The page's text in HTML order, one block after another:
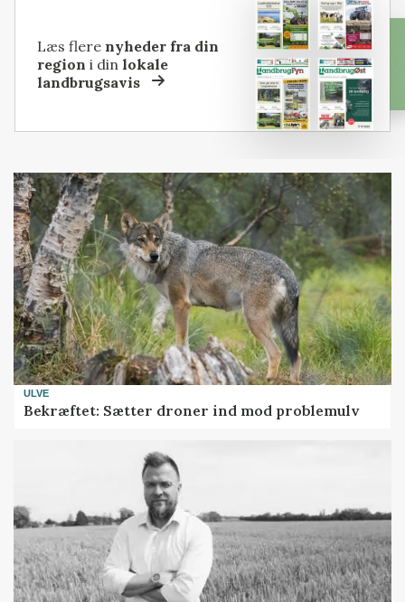
Læs flere nyheder fra din
region i dinlokale
landbrugsavis
ULVE
Bekræftet: Sætter droner ind mod problemulv